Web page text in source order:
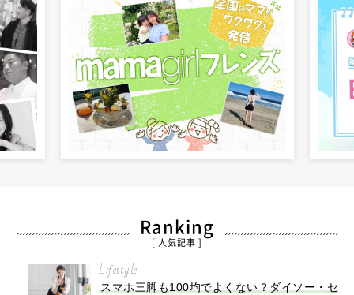
Ranking
[ 人気記事 ]
Lifestyle
スマホ三脚も100均でよくない？ダイソー・セ